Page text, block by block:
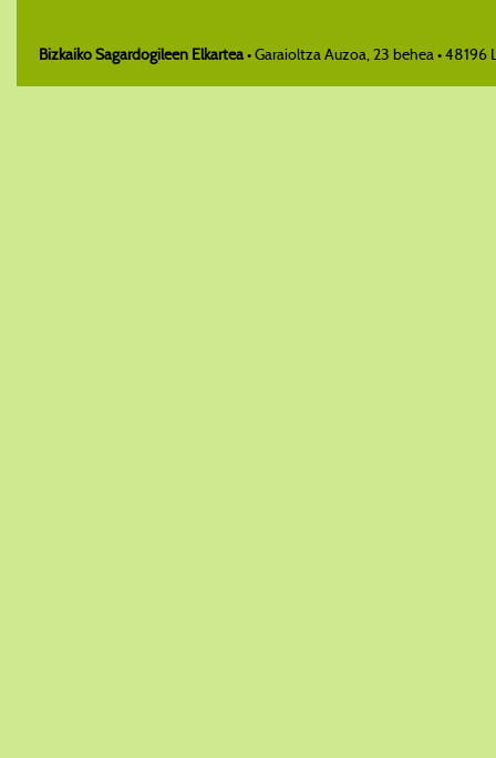
Bizkaiko Sagardogileen Elkartea• Garaioltza Auzoa, 23 behea •